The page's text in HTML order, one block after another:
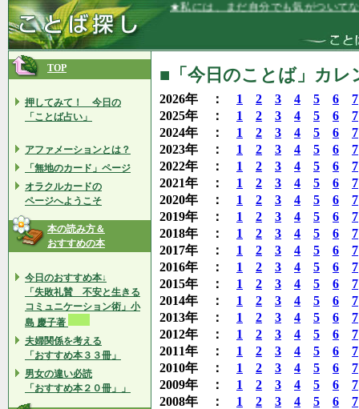
★私には、まだ自分でも気がついてない
TOP
押してみて！ 今日の
「ことば占い」
アファメーションとは？
「無地のカード」ページ
オラクルカードの
ページへようこそ
本の読み方＆
おすすめの本
今日のおすすめ本↓
「失敗礼賛 不安と生きる
コミュニケーション術」小
島 慶子著
夫婦関係を考える
「おすすめ本３３冊」
男女の違い必読
「おすすめ本２０冊」」
■「今日のことば」カ
2026年 ： 1 2 3 4 5 6
7
2025年 ： 1 2 3 4 5 6
7
2024年 ： 1 2 3 4 5 6
7
2023年 ： 1 2 3 4 5 6
7
2022年 ： 1 2 3 4 5 6
7
2021年 ： 1 2 3 4 5 6
7
2020年 ： 1 2 3 4 5 6
7
2019年 ： 1 2 3 4 5 6
7
2018年 ： 1 2 3 4 5 6
7
2017年 ： 1 2 3 4 5 6
7
2016年 ： 1 2 3 4 5 6
7
2015年 ： 1 2 3 4 5 6
7
2014年 ： 1 2 3 4 5 6
7
2013年 ： 1 2 3 4 5 6
7
2012年 ： 1 2 3 4 5 6
7
2011年 ： 1 2 3 4 5 6
7
2010年 ： 1 2 3 4 5 6
7
2009年 ： 1 2 3 4 5 6
7
2008年 ： 1 2 3 4 5 6
7